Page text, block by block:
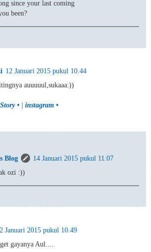
since your last coming
been?
12 Januari 2015 pukul 10.44
auuuuul,sukaaa:))
• | instagram •
Blog
14 Januari 2015 pukul 11.07
ozi :))
Januari 2015 pukul 10.49
gayanya Aul....